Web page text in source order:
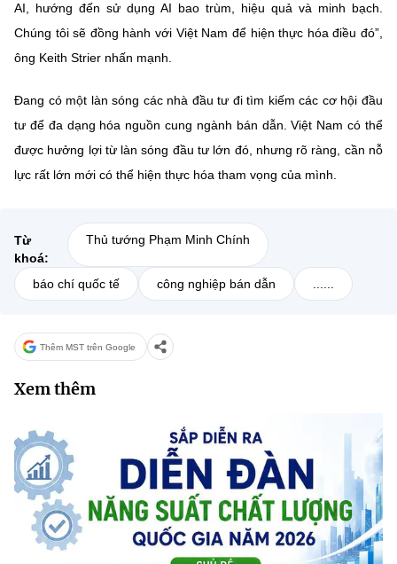
AI, hướng đến sử dụng AI bao trùm, hiệu quả và minh bạch.
Chúng tôi sẽ đồng hành với Việt Nam để hiện thực hóa điều đó”,
ông Keith Strier nhấn mạnh.
Đang có một làn sóng các nhà đầu tư đi tìm kiếm các cơ hội đầu
tư để đa dạng hóa nguồn cung ngành bán dẫn. Việt Nam có thể
được hưởng lợi từ làn sóng đầu tư lớn đó, nhưng rõ ràng, cần nỗ
lực rất lớn mới có thể hiện thực hóa tham vọng của mình.
Từ
khoá:
Thủ tướng Phạm Minh Chính
báo chí quốc tế công nghiệp bán dẫn
Thêm MST trên Google
Xem thêm